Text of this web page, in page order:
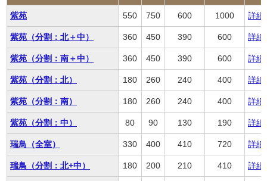
紫苑 550 750 600 1000 詳細
紫苑（分割：北＋中） 360 450 390 600 詳細
紫苑（分割：南＋中） 360 450 390 600 詳細
紫苑（分割：北） 180 260 240 400 詳細
紫苑（分割：南） 180 260 240 400 詳細
紫苑（分割：中） 80 90 130 190 詳細
瑞鳥（全室） 330 400 410 720 詳細
瑞鳥（分割：北+中） 180 200 210 410 詳細